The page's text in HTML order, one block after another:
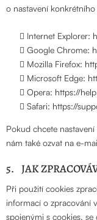
o nastavení
Internet Explorer:
Google Chrome:
Mozilla Firefox:
Microsoft Edge:
Opera: https://
Safari: https://
Pokud chcete
nám také ozvat na e-
5. JAK
Při použití cookies
informací o zpracování
spojenými s cookies, se